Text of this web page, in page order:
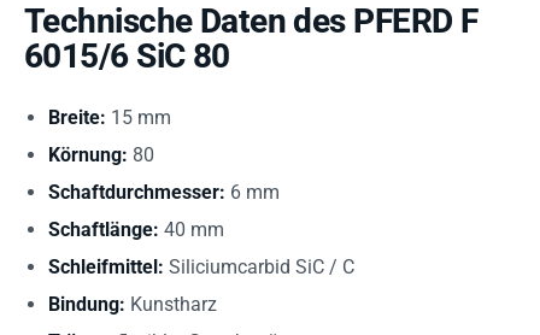
Technische Daten des PFERD F
6015/6 SiC 80
Breite: 15 mm
Körnung: 80
Schaftdurchmesser: 6 mm
Schaftlänge: 40 mm
Schleifmittel: Siliciumcarbid SiC / C
Bindung: Kunstharz